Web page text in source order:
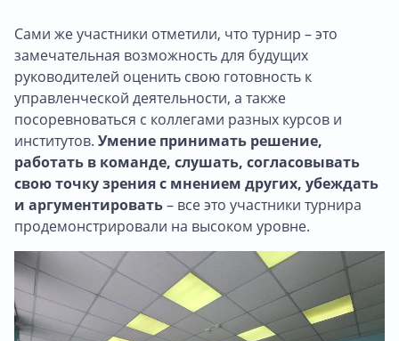
Сами же участники отметили, что турнир – это
замечательная возможность для будущих
руководителей оценить свою готовность к
управленческой деятельности, а также
посоревноваться с коллегами разных курсов и
институтов. Умение принимать решение,
работать в команде, слушать, согласовывать
свою точку зрения с мнением других, убеждать
и аргументировать– все это участники турнира
продемонстрировали на высоком уровне.